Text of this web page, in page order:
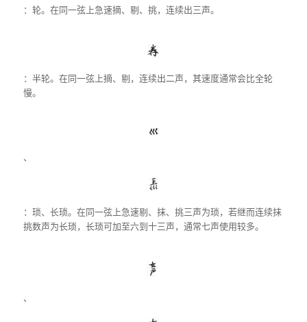
：轮。在同一弦上急速摘、剔、挑，连续出三声。
：半轮。在同一弦上摘、剔，连续出二声，其速度通常会比全轮
慢。
、
：琐、长琐。在同一弦上急速剔、抹、挑三声为琐，若继而连续抹
挑数声为长琐，长琐可加至六到十三声，通常七声使用较多。
、